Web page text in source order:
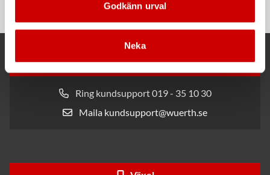
Godkänn urval
Neka
Kund- och orderfrågor
Ring kundsupport 019 - 35 10 30
Maila kundsupport@wuerth.se